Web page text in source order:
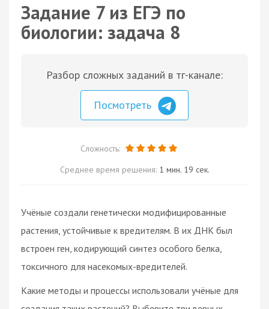
Задание 7 из ЕГЭ по
биологии: задача 8
Разбор сложных заданий в тг-канале:
Посмотреть
Сложность:
Среднее время решения: 1 мин. 19 сек.
Учёные создали генетически модифицированные
растения, устойчивые к вредителям. В их ДНК был
встроен ген, кодирующий синтез особого белка,
токсичного для насекомых-вредителей.
Какие методы и процессы использовали учёные для